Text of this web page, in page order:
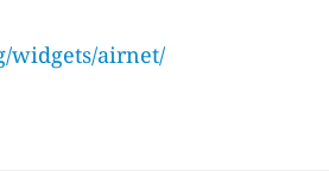
widgets/airnet/